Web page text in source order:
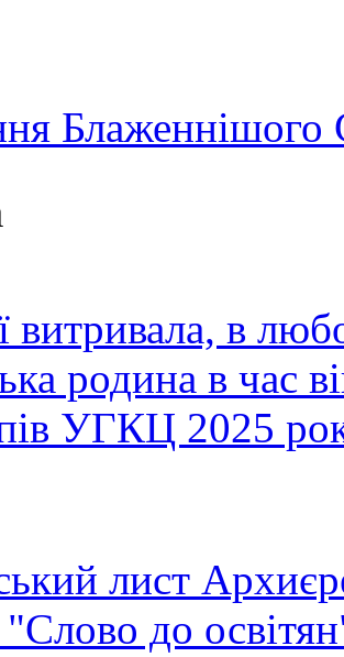
Блаженнішого
витривала, в
родина в час
УГКЦ 2025
лист
"Слово до